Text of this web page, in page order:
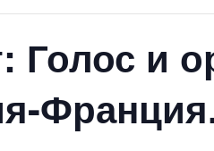
Голос и